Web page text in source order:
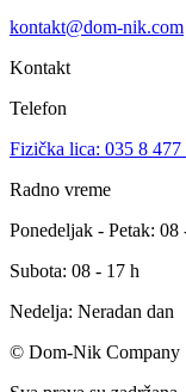
kontakt@dom-nik.com
Kontakt
Telefon
Fizička lica: 035 8 477
Radno vreme
Ponedeljak - Petak: 08
Subota: 08 - 17 h
Nedelja: Neradan dan
© Dom-Nik Company